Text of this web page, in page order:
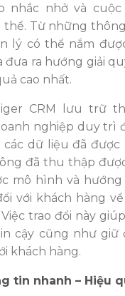
nhắc nhở và
thể. Từ những
lý có thể nắm
đưa ra hướng giải
cao nhất.
CRM lưu trữ
nghiệp duy trì
các dữ liệu đã
đã thu thập
mô hình và
với khách hàng
trao đổi này
cậy cũng như giữ
khách hàng.
tin nhanh – Hiệu